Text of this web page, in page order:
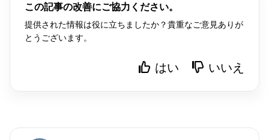
この記事の改善にご協力ください。
提供された情報は役に立ちましたか？貴重なご意見ありが
とうございます。
はい いいえ